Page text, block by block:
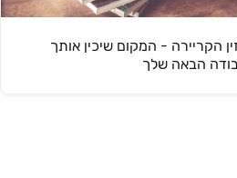
הקריירה - המקום שיכין אותך
הבאה שלך